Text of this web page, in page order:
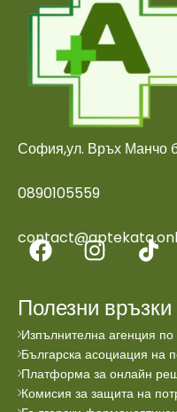
София,ул. Връх Манчо
0890105559
Полезни връзки
Изпълнителна агенция по
Българска асоциация
Платформа за онлайн
Комисия за защита на